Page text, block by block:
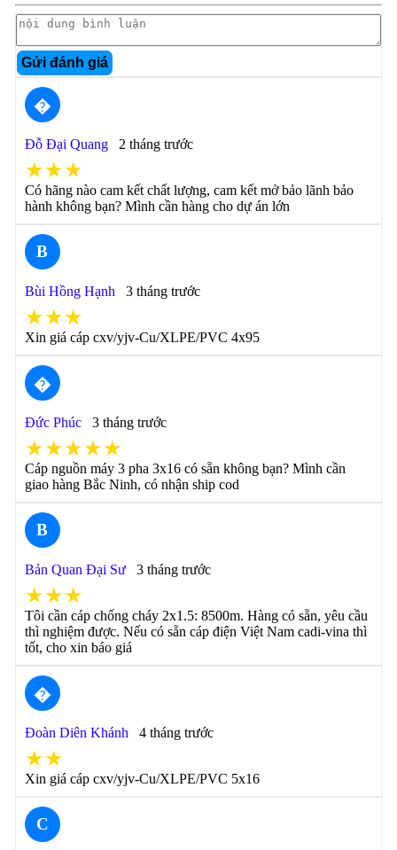
Gửi đánh giá
�
Đỗ Đại Quang 2 tháng trước
★★★
Có hãng nào cam kết chất lượng, cam kết mở bảo lãnh bảo
hành không bạn? Mình cần hàng cho dự án lớn
B
Bùi Hồng Hạnh 3 tháng trước
★★★
Xin giá cáp cxv/yjv-Cu/XLPE/PVC 4x95
�
Đức Phúc 3 tháng trước
★★★★★
Cáp nguồn máy 3 pha 3x16 có sẵn không bạn? Mình cần
giao hàng Bắc Ninh, có nhận ship cod
B
Bản Quan Đại Sư 3 tháng trước
★★★
Tôi cần cáp chống cháy 2x1.5: 8500m. Hàng có sẵn, yêu cầu
thì nghiệm được. Nếu có sẵn cáp điện Việt Nam cadi-vina thì
tốt, cho xin báo giá
�
Đoàn Diên Khánh 4 tháng trước
★★
Xin giá cáp cxv/yjv-Cu/XLPE/PVC 5x16
C